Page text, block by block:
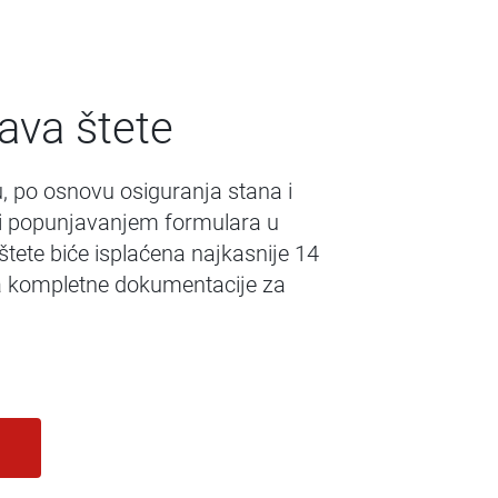
štete
po osnovu osiguranja stana i
popunjavanjem formulara u
biće isplaćena najkasnije 14
dokumentacije za
uzrok i obim oštećenja i sa osiguranikom
(korak “Dokumentacija”), ili naknadno,